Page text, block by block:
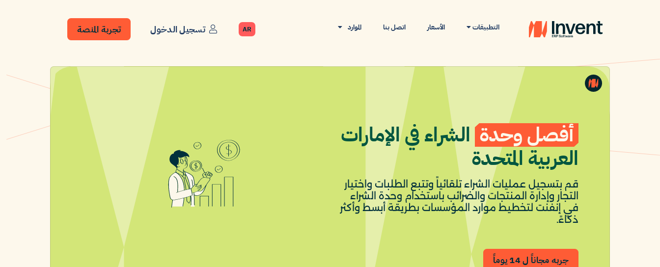
التطبيقات الأسعار اتصل بنا الموارد AR تسجيل الدخول تجربة المنصة
أفصل وحدة الشراء في الإمارات
العربية المتحدة
قم بتسجيل عمليات الشراء تلقائياً وتتبع الطلبات واختيار
التجار وإدارة المنتجات والضرائب باستخدام وحدة الشراء
في إنفنت لتخطيط موارد المؤسسات بطريقة أبسط وأكثر
ذكاءً.
جربه مجاناً ل 14 يوماً